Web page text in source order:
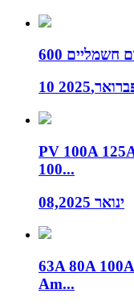
PV 100A
100...
ינואר 08,2025
63A 80A
Am...